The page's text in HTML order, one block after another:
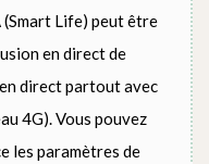
(Smart Life) peut être
en direct de
direct partout avec
4G). Vous pouvez
les paramètres de